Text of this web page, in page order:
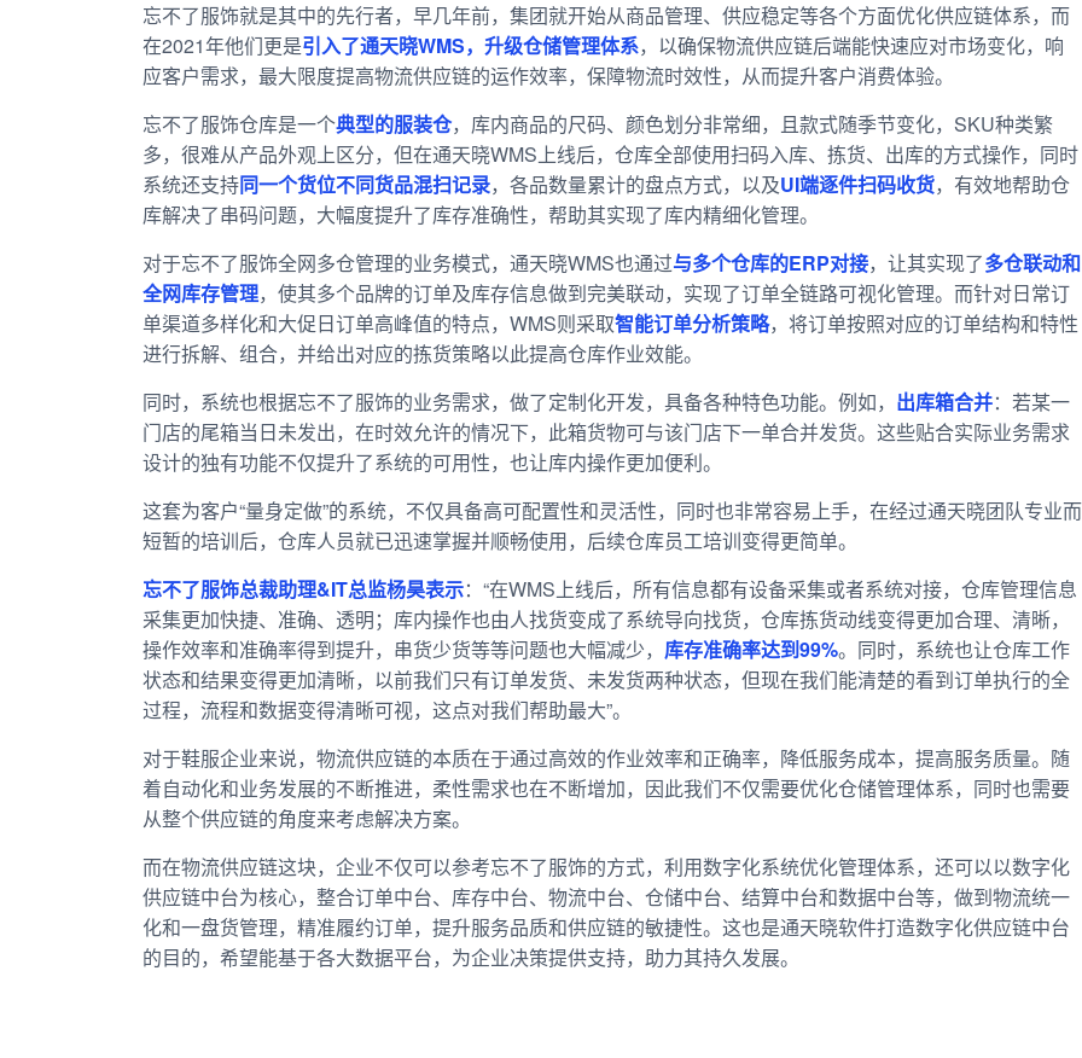
忘不了服饰就是其中的先行者，早几年前，集团就开始从商品管理、供应稳定等各个方面优化供应链体系，而
在2021年他们更是引入了通天晓WMS，升级仓储管理体系，以确保物流供应链后端能快速应对市场变化，响
应客户需求， 最大限度提高物流供应链的运作效率，保障物流时效性，从而提升客户消费体验。
忘不了服饰仓库是一个典型的服装仓，库内商品的尺码、颜色划分非常细，且款式随季节变化，SKU种类繁
多，很难从产品外观上区分，但在通天晓WMS上线后，仓库全部使用扫码入库、拣货、出库的方式操作，同时
系统还支持同一个货位不同货品混扫记录，各品数量累计的盘点方式，以及UI端逐件扫码收货，有效地帮助仓
库解决了串码问题，大幅度提升了库存准确性，帮助其实现了库内精细化管理。
对于忘不了服饰全网多仓管理的业务模式，通天晓WMS也通过与多个仓库的ERP对接，让其实现了多仓联动和
全网库存管理，使其多个品牌的订单及库存信息做到完美联动，实现了订单全链路可视化管理。而针对日常订
单渠道多样化和大促日订单高峰值的特点，WMS则采取智能订单分析策略，将订单按照对应的订单结构和特性
进行拆解、组合，并给出对应的拣货策略以此提高仓库作业效能。
同时，系统也根据忘不了服饰的业务需求，做了定制化开发，具备各种特色功能。例如， 出库箱合并：若某一
门店的尾箱当日未发出，在时效允许的情况下，此箱货物可与该门店下一单合并发货。这些贴合实际业务需求
设计的独有功能不仅提升了系统的可用性，也让库内操作更加便利。
这套为客户“量身定做”的系统，不仅具备高可配置性和灵活性，同时也非常容易上手，在经过通天晓团队专业而
短暂的培训后，仓库人员就已迅速掌握并顺畅使用，后续仓库员工培训变得更简单。
忘不了服饰总裁助理&IT总监杨昊表示：“在WMS上线后，所有信息都有设备采集或者系统对接，仓库管理信息
采集更加快捷、准确、透明；库内操作也由人找货变成了系统导向找货，仓库拣货动线变得更加合理、清晰，
操作效率和准确率得到提升，串货少货等等问题也大幅减少， 库存准确率达到99%。同时，系统也让仓库工作
状态和结果变得更加清晰，以前我们只有订单发货、未发货两种状态，但现在我们能清楚的看到订单执行的全
过程，流程和数据变得清晰可视，这点对我们帮助最大”。
对于鞋服企业来说，物流供应链的本质在于通过高效的作业效率和正确率，降低服务成本，提高服务质量。随
着自动化和业务发展的不断推进，柔性需求也在不断增加，因此我们不仅需要优化仓储管理体系，同时也需要
从整个供应链的角度来考虑解决方案。
而在物流供应链这块，企业不仅可以参考忘不了服饰的方式，利用数字化系统优化管理体系，还可以以数字化
供应链中台为核心，整合订单中台、库存中台、物流中台、仓储中台、结算中台和数据中台等，做到物流统一
化和一盘货管理，精准履约订单，提升服务品质和供应链的敏捷性。这也是通天晓软件打造数字化供应链中台
的目的，希望能基于各大数据平台，为企业决策提供支持，助力其持久发展。